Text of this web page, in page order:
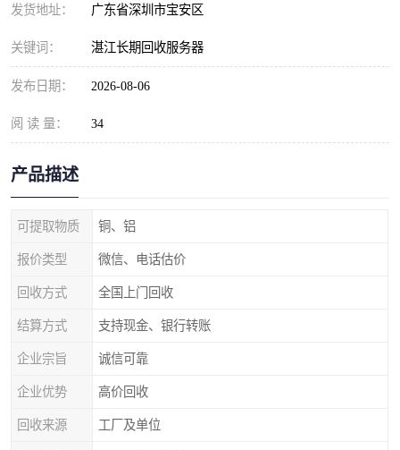
发货地址： 广东省深圳市宝安区
关键词： 湛江长期回收服务器
发布日期： 2026-08-06
阅 读 量： 34
产品描述
可提取物质 铜、铝
报价类型 微信、电话估价
回收方式 全国上门回收
结算方式 支持现金、银行转账
企业宗旨 诚信可靠
企业优势 高价回收
回收来源 工厂及单位